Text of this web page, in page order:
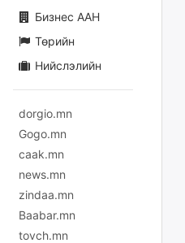
Бизнес ААН
Төрийн
Нийслэлийн
dorgio.mn
Gogo.mn
caak.mn
news.mn
zindaa.mn
Baabar.mn
tovch.mn